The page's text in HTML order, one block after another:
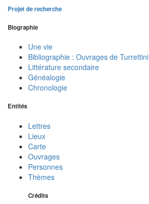
Projet de recherche
Biographie
Une vie
Bibliographie : Ouvrages de Turrettini
Littérature secondaire
Généalogie
Chronologie
Entités
Lettres
Lieux
Carte
Ouvrages
Personnes
Thèmes
Crédits